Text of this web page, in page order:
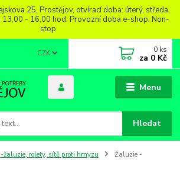
25, Prostějov, otvírací doba: úterý, středa,
- 16,00 hod. Provozní doba e-shop: Non-
stop
Menu
CZK
Hledat
0 ks
za 0 Kč
žaluzie, rolety, sítě proti hmyzu
Žaluzie -